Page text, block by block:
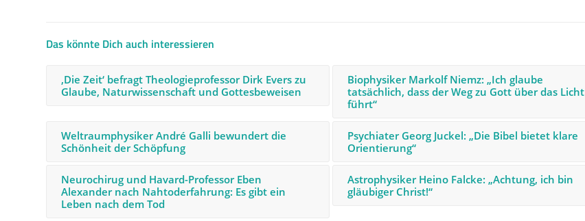
Das könnte Dich auch interessieren
‚Die Zeit‘ befragt Theologieprofessor Dirk Evers zu
Glaube, Naturwissenschaft und Gottesbeweisen
Biophysiker Markolf Niemz: „Ich glaube
tatsächlich, dass der Weg zu Gott über das Licht
führt“
Weltraumphysiker André Galli bewundert die
Schönheit der Schöpfung
Psychiater Georg Juckel: „Die Bibel bietet klare
Orientierung“
Neurochirug und Havard-Professor Eben
Alexander nach Nahtoderfahrung: Es gibt ein
Leben nach dem Tod
Astrophysiker Heino Falcke: „Achtung, ich bin
gläubiger Christ!“